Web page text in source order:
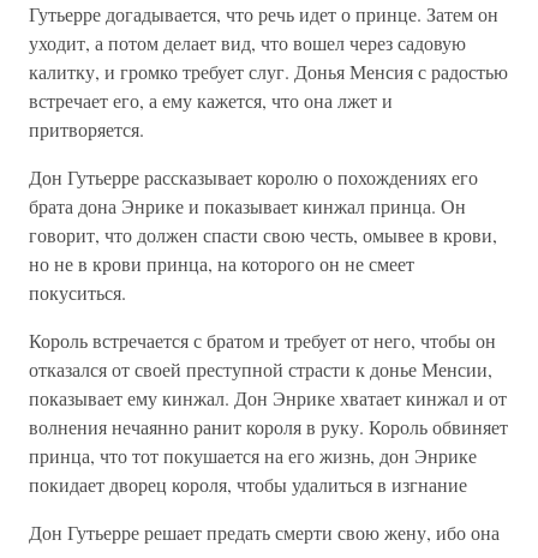
Гутьерре догадывается, что речь идет о принце. Затем он
уходит, а потом делает вид, что вошел через садовую
калитку, и громко требует слуг. Донья Менсия с радостью
встречает его, а ему кажется, что она лжет и
притворяется.
Дон Гутьерре рассказывает королю о похождениях его
брата дона Энрике и показывает кинжал принца. Он
говорит, что должен спасти свою честь, омывее в крови,
но не в крови принца, на которого он не смеет
покуситься.
Король встречается с братом и требует от него, чтобы он
отказался от своей преступной страсти к донье Менсии,
показывает ему кинжал. Дон Энрике хватает кинжал и от
волнения нечаянно ранит короля в руку. Король обвиняет
принца, что тот покушается на его жизнь, дон Энрике
покидает дворец короля, чтобы удалиться в изгнание
Дон Гутьерре решает предать смерти свою жену, ибо она